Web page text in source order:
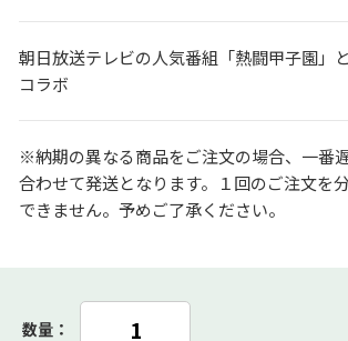
朝日放送テレビの人気番組「熱闘甲子園」
コラボ
※納期の異なる商品をご注文の場合、一番
合わせて発送となります。１回のご注文を
できません。予めご了承ください。
数量：